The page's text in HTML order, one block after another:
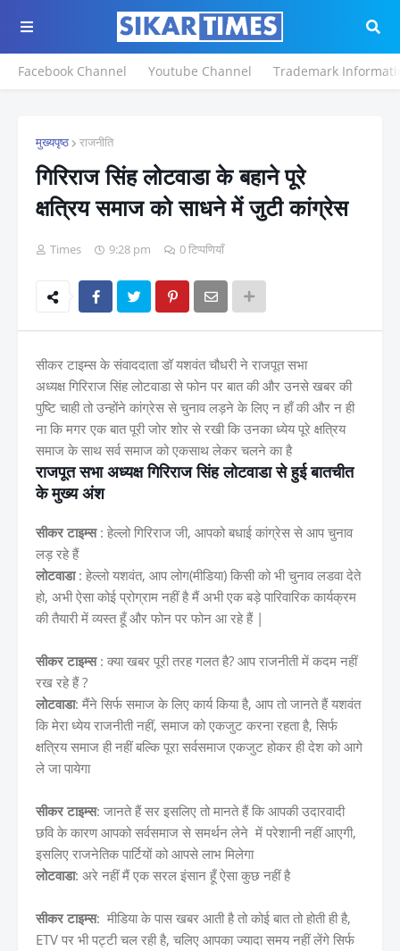
Facebook Channel Youtube Channel Trademark
मुख्यपृष्ठ राजनीति
गिरिराज सिंह लोटवाडा के बहाने पूरे
क्षत्रिय समाज को साधने में जुटी कांग्रेस
Times 9:28 pm 0 टिप्पणियाँ
सीकर टाइम्स के संवाददाता डॉ यशवंत चौधरी ने राजपूत सभा
अध्यक्ष गिरिराज सिंह लोटवाडा से फोन पर बात की और उनसे खबर की
पुष्टि चाही तो उन्होंने कांग्रेस से चुनाव लड़ने के लिए न हाँ की और न ही
ना कि मगर एक बात पूरी जोर शोर से रखी कि उनका ध्येय पूरे क्षत्रिय
समाज के साथ सर्व समाज को एकसाथ लेकर चलने का है
राजपूत सभा अध्यक्ष गिरिराज सिंह लोटवाडा से हुई बातचीत
के मुख्य अंश
सीकर टाइम्स : हेल्लो गिरिराज जी, आपको बधाई कांग्रेस से आप चुनाव
लड़ रहे हैं
लोटवाडा: हेल्लो यशवंत, आप लोग(मीडिया) किसी को भी चुनाव लडवा देते
हो, अभी ऐसा कोई प्रोग्राम नहीं है मैं अभी एक बड़े पारिवारिक कार्यक्रम
की तैयारी में व्यस्त हूँ और फोन पर फोन आ रहे हैं |
सीकर टाइम्स: क्या खबर पूरी तरह गलत है? आप राजनीती में कदम नहीं
रख रहे हैं ?
लोटवाडा: मैंने सिर्फ समाज के लिए कार्य किया है, आप तो जानते हैं यशवंत
कि मेरा ध्येय राजनीती नहीं, समाज को एकजुट करना रहता है, सिर्फ
क्षत्रिय समाज ही नहीं बल्कि पूरा सर्वसमाज एकजुट होकर ही देश को आगे
ले जा पायेगा
सीकर टाइम्स: जानते हैं सर इसलिए तो मानते हैं कि आपकी उदारवादी
छवि के कारण आपको सर्वसमाज से समर्थन लेने में परेशानी नहीं आएगी,
इसलिए राजनेतिक पार्टियों को आपसे लाभ मिलेगा
लोटवाडा: अरे नहीं मैं एक सरल इंसान हूँ ऐसा कुछ नहीं है
सीकर टाइम्स: मीडिया के पास खबर आती है तो कोई बात तो होती ही है,
ETV पर भी पट्टी चल रही है, चलिए आपका ज्यादा समय नहीं लेंगे सिर्फ